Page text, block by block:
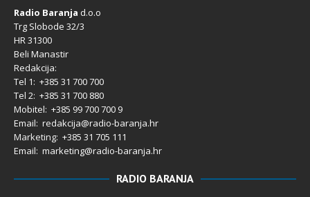
Radio Baranja d.o.o
Trg Slobode 32/3
HR 31300
Beli Manastir
Redakcija:
Tel 1: +385 31 700 700
Tel 2: +385 31 700 880
Mobitel: +385 99 700 700 9
Email: redakcija@radio-baranja.hr
Marketing: +385 31 705 111
Email: marketing@radio-baranja.hr
RADIO BARANJA